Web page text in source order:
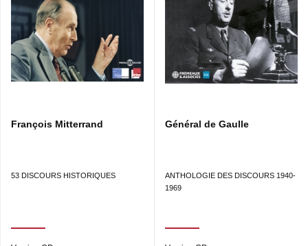
François Mitterrand
53 DISCOURS HISTORIQUES
Général de Gaulle
ANTHOLOGIE DES DISCOURS 1940-
1969